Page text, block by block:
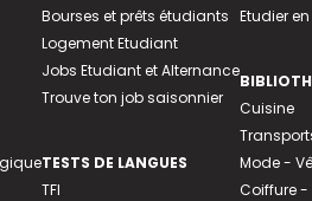
Bourses et prêts étudiants
Logement Etudiant
Jobs Etudiant et Alternance
Trouve ton job saisonnier
TESTS DE LANGUES
TFI
Etudier
Cuisine
Mode -
Coiffure -